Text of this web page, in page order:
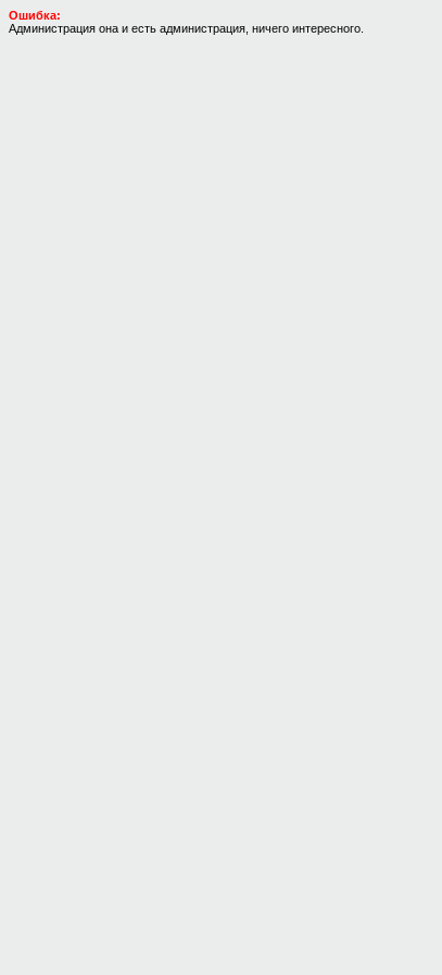
Ошибка:
Администрация она и есть администрация, ничего интересного.